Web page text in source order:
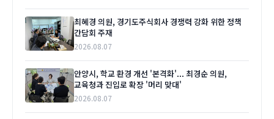
최혜경 의원, 경기도주식회사 경쟁력 강화 위한 정책
간담회 주재
2026.08.07
안양시, 학교 환경 개선 '본격화'... 최경순 의원,
교육청과 진입로 확장 '머리 맞대'
2026.08.07